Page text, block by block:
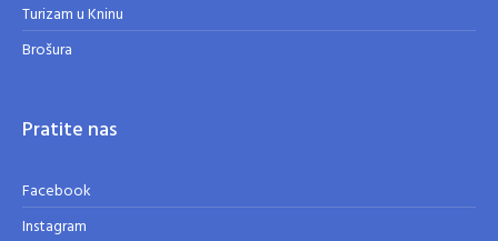
Turizam u Kninu
Brošura
Pratite nas
Facebook
Instagram